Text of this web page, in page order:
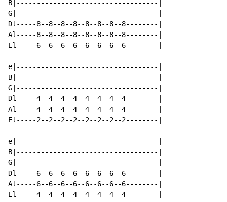
B|-----------------------------------|
G|-----------------------------------|
Dl-----8--8--8--8--8--8--8--8--------|
Al-----8--8--8--8--8--8--8--8--------|
El-----6--6--6--6--6--6--6--6--------|
e|-----------------------------------|
B|-----------------------------------|
G|-----------------------------------|
Dl-----4--4--4--4--4--4--4--4--------|
Al-----4--4--4--4--4--4--4--4--------|
El-----2--2--2--2--2--2--2--2--------|
e|-----------------------------------|
B|-----------------------------------|
G|-----------------------------------|
Dl-----6--6--6--6--6--6--6--6--------|
Al-----6--6--6--6--6--6--6--6--------|
El-----4--4--4--4--4--4--4--4--------|